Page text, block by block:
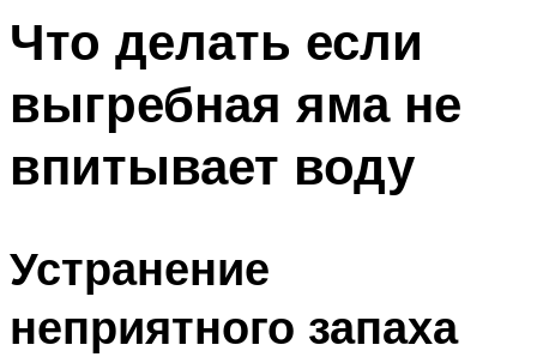
Меню
Что делать если
выгребная яма не
впитывает воду
Устранение
неприятного запаха